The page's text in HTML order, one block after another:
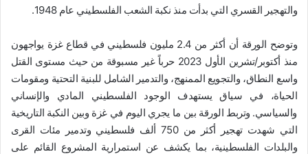
والتهجير القسري التي بدأت منذ نكبة الشعب الفلسطيني عام 1948.
وتوضح الورقة أن أكثر من 2.4 مليون فلسطيني في قطاع غزة يواجهون
منذ أكتوبر/تشرين الأول 2023 حرباً غير مسبوقة من حيث مستوى القتل
واسع النطاق، والتجويع الممنهج، والتدمير الشامل للبنية التحتية ومقومات
الحياة، في سياق يستهدف الوجود الفلسطيني المادي والإنساني
والسياسي. وتربط الورقة بين ما يجري اليوم في غزة وبين النكبة التاريخية
التي شهدت تهجير أكثر من 750 ألف فلسطيني وتدمير مئات القرى
والبلدات الفلسطينية، بما يكشف عن استمرارية المشروع القائم على